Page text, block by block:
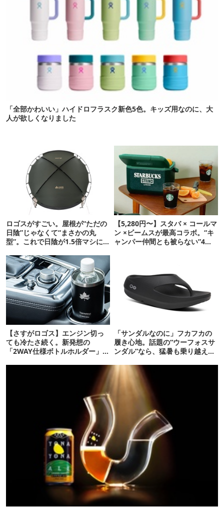
「全部かわいい」ハイドロフラスク新色5色。キッズ用なのに、大
人が欲しくなりました
ロゴスがすごい。屋根が“ただの
日陰”じゃなくて“まさかの丸
型”。これで日陰が1.5倍マシに
【5,280円〜】スタバ × コールマ
ン ×ビームスが最高コラボ。“キ
ャンパー仲間とも被らない”4ア
【さすがロゴス】エンジン切っ
ても冷たさ続く。新発想の
「2WAY仕様ボトルホルダー」が
「サンダルなのに」フカフカの
履き心地。話題の“ウーフォスサ
ンダル”なら、猛暑も乗り越えら